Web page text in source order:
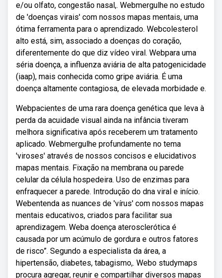
e/ou olfato, congestão nasal,. Webmergulhe no estudo
de 'doenças virais' com nossos mapas mentais, uma
ótima ferramenta para o aprendizado. Webcolesterol
alto está, sim, associado a doenças do coração,
diferentemente do que diz vídeo viral. Webpara uma
séria doença, a influenza aviária de alta patogenicidade
(iaap), mais conhecida como gripe aviária. É uma
doença altamente contagiosa, de elevada morbidade e.
Webpacientes de uma rara doença genética que leva à
perda da acuidade visual ainda na infância tiveram
melhora significativa após receberem um tratamento
aplicado. Webmergulhe profundamente no tema
'viroses' através de nossos concisos e elucidativos
mapas mentais. Fixação na membrana ou parede
celular da célula hospedeira. Uso de enzimas para
enfraquecer a parede. Introdução do dna viral e início.
Webentenda as nuances de 'vírus' com nossos mapas
mentais educativos, criados para facilitar sua
aprendizagem. Weba doença aterosclerótica é
causada por um acúmulo de gordura e outros fatores
de risco”. Segundo a especialista da área, a
hipertensão, diabetes, tabagismo,. Webo studymaps
procura agregar, reunir e compartilhar diversos mapas